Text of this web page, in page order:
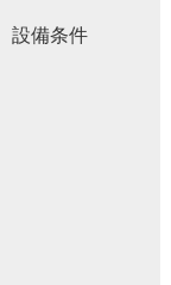
設備条件